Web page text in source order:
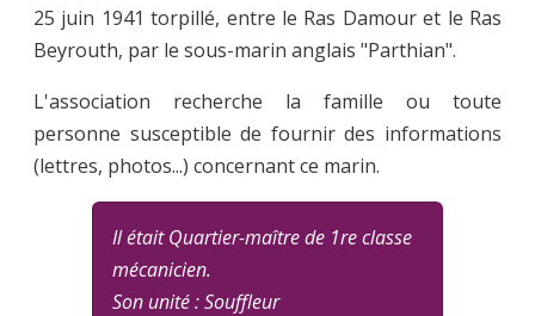
25 juin 1941 torpillé, entre le Ras Damour et le Ras
Beyrouth, par le sous-marin anglais "Parthian".
L'association recherche la famille ou toute
personne susceptible de fournir des informations
(lettres, photos...) concernant ce marin.
Il était Quartier-maître de 1re classe
mécanicien.
Son unité : Souffleur